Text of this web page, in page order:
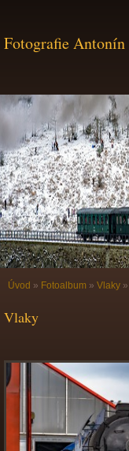
Fotografie Antonín
Úvod » Fotoalbum » Vlaky »
Vlaky